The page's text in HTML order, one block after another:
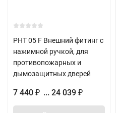
PHT 05 F Внешний фитинг с
нажимной ручкой, для
противопожарных и
дымозащитных дверей
7 440 ₽ ... 24 039 ₽